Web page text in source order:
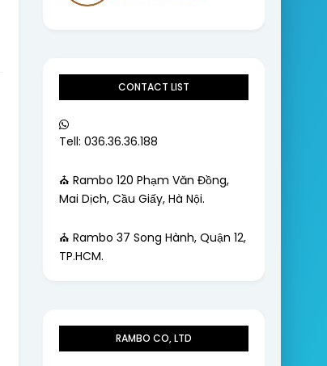
CONTACT LIST
Tell: 036.36.36.188
⛪ Rambo 120 Phạm Văn Đồng,
Mai Dịch, Cầu Giấy, Hà Nội.
⛪ Rambo 37 Song Hành, Quận 12,
TP.HCM.
RAMBO CO, LTD